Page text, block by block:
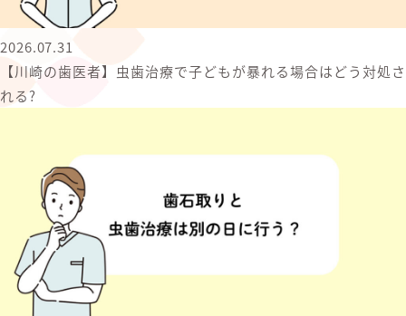
2026.07.31
【川崎の歯医者】虫歯治療で子どもが暴れる場合はどう対処さ
れる?